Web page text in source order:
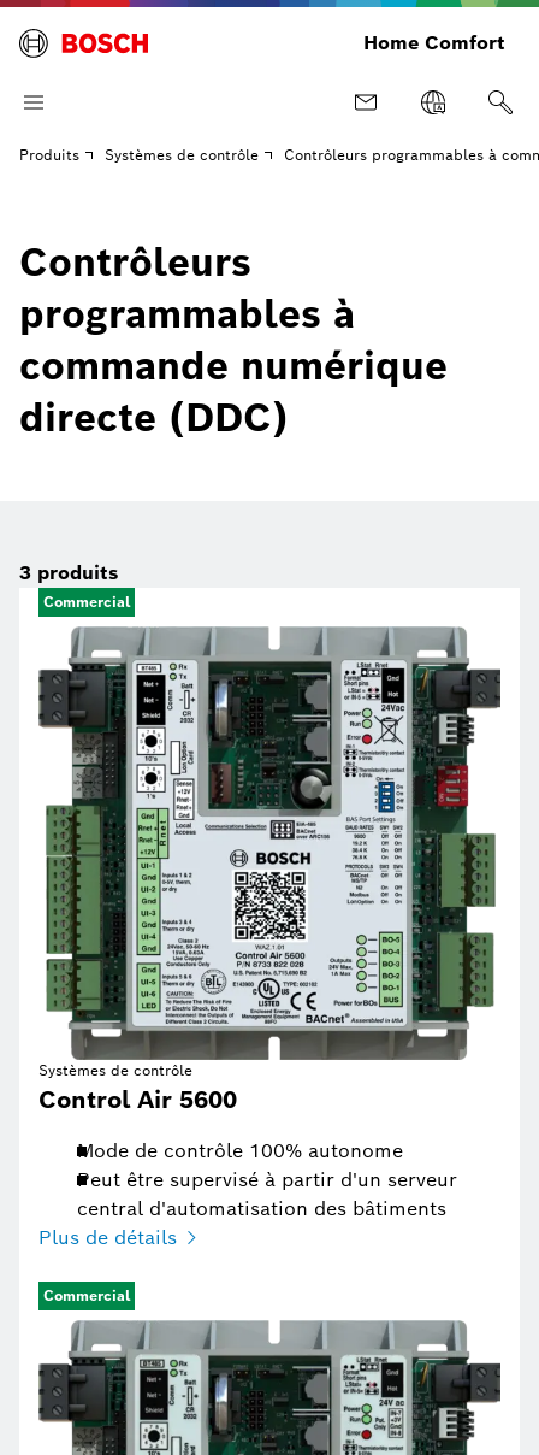
Home Comfort
Produits Systèmes de contrôle Contrôleurs programmables à
Contrôleurs
programmables à
commande numérique
directe (DDC)
3 produits
Commercial
Systèmes de contrôle
Control Air 5600
Mode de contrôle 100% autonome
Peut être supervisé à partir d'un serveur
central d'automatisation des bâtiments
Plus de détails
Commercial